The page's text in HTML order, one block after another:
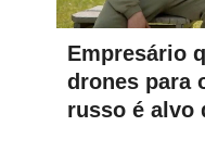
Empresário
drones para
russo é alvo